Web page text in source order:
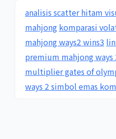
analisis scatter hitam
mahjong komparasi
mahjong ways2 wins3
premium mahjong ways
multiplier gates of
ways 2 simbol emas